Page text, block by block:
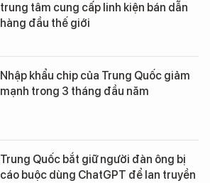
trung tâm cung cấp linh kiện bán dẫn
hàng đầu thế giới
Nhập khẩu chip của Trung Quốc giảm
mạnh trong 3 tháng đầu năm
Trung Quốc bắt giữ người đàn ông bị
cáo buộc dùng ChatGPT để lan truyền